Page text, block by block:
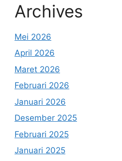
Archives
Mei 2026
April 2026
Maret 2026
Februari 2026
Januari 2026
Desember 2025
Februari 2025
Januari 2025